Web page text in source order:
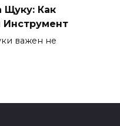
Щуку: Как
важен не